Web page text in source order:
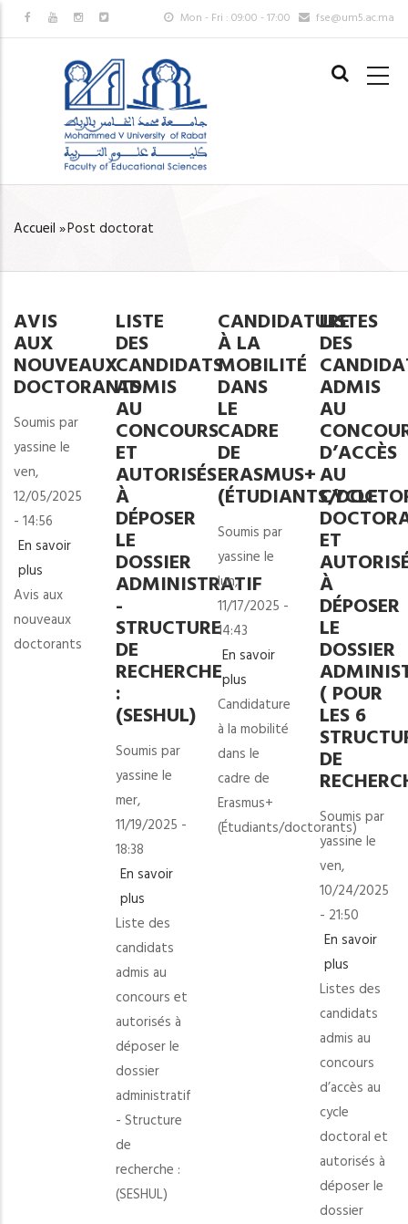
Aller
au
Mon - Fri : 09:00 - 17:00 fse@um5.ac.ma
MAIN
FIL
Accueil »Post doctorat
AVIS
AUX
NOUVEAUX
DOCTORANTS
Soumis par
yassine le
ven,
12/05/2025
- 14:56
En savoir
plus
Avis
aux
nouveaux
Avis aux
nouveaux
doctorants
LISTE
DES
CANDIDATS
ADMIS
AU
CONCOURS
ET
AUTORISÉS
À
DÉPOSER
LE
DOSSIER
ADMINISTRATIF
-
STRUCTURE
DE
RECHERCHE
:
(SESHUL)
Soumis par
yassine le
mer,
11/19/2025 -
18:38
En savoir
plus
Liste
des
candidats
admis
au
concours
et
autorisés
à
le
dossier
Liste des
candidats
admis au
concours et
autorisés à
déposer le
dossier
administratif
- Structure
de
recherche :
(SESHUL)
CANDIDATURE
À LA
MOBILITÉ
DANS
LE
CADRE
DE
ERASMUS+
(ÉTUDIANTS/
Soumis par
yassine le
lun,
11/17/2025 -
14:43
En savoir
plus
Candidature
à
la
mobilité
dans
le
Candidature
à la mobilité
dans le
cadre de
Erasmus+
(Étudiants/doctorants)
LISTES
DES
ADMIS
AU
D’ACCÈS
AU
CYCLE
ET
À
DÉPOSER
LE
DOSSIER
( POUR
LES 6
DE
Soumis par
yassine le
ven,
10/24/2025
- 21:50
En savoir
plus
Listes
des
candidats
admis
au
d’accès
au
cycle
doctoral
Listes des
candidats
admis au
concours
d’accès au
cycle
doctoral et
autorisés à
déposer le
dossier